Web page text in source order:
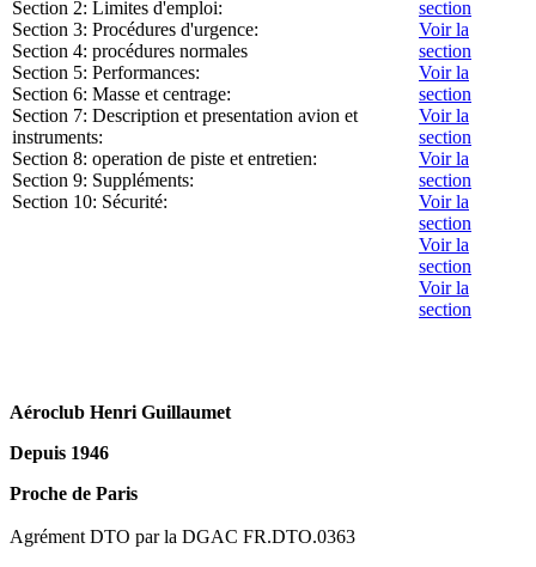
Section 2: Limites d'emploi:
Section 3: Procédures d'urgence:
Section 4: procédures normales
Section 5: Performances:
Section 6: Masse et centrage:
Section 7: Description et presentation avion et
instruments:
Section 8: operation de piste et entretien:
Section 9: Suppléments:
Section 10: Sécurité:
section
Voir la
section
Voir la
section
Voir la
section
Voir la
section
Voir la
section
Voir la
section
Voir la
section
Aéroclub Henri Guillaumet
Depuis 1946
Proche de Paris
Agrément DTO par la DGAC FR.DTO.0363